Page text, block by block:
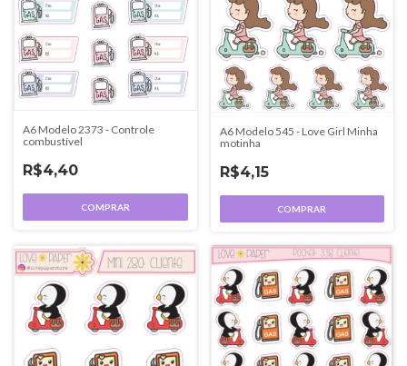
A6 Modelo 2373 - Controle
combustível
R$4,40
COMPRAR
A6 Modelo 545 - Love Girl Minha
motinha
R$4,15
COMPRAR